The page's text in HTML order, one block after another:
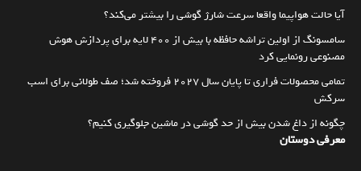
آیا حالت هواپیما واقعا سرعت شارژ گوشی را بیشتر می‌کند؟
سامسونگ از اولین تراشه حافظه با بیش از ۴۰۰ لایه برای پردازش هوش
مصنوعی رونمایی کرد
تمامی محصولات فراری تا پایان سال ۲۰۲۷ فروخته شد؛ صف طولانی برای اسب
سرکش
چگونه از داغ شدن بیش از حد گوشی در ماشین جلوگیری کنیم؟
معرفی دوستان